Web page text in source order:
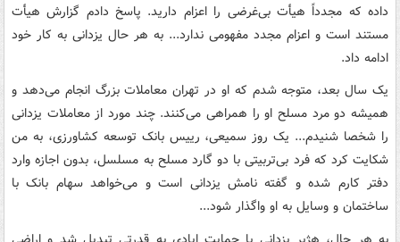
داده که مجدداً هیأت بی‌غرضی را اعزام دارید. پاسخ دادم گزارش هیأت
مستند است و اعزام مجدد مفهومی ندارد... به هر حال یزدانی به کار خود
ادامه داد.
یک سال بعد، متوجه شدم که او در تهران معاملات بزرگ انجام می‌دهد و
همیشه دو مرد مسلح او را همراهی می‌کنند. چند مورد از معاملات یزدانی
را شخصا شنیدم... یک روز سمیعی، رییس بانک توسعه کشاورزی، به من
شکایت کرد که فرد بی‌تربیتی با دو گارد مسلح به مسلسل، بدون اجازه وارد
دفتر کارم شده و گفته نامش یزدانی است و می‌خواهد سهام بانک با
ساختمان و وسایل به او واگذار شود...